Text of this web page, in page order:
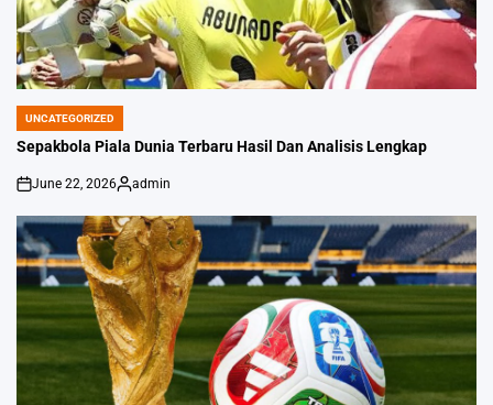
POSTED
IN
UNCATEGORIZED
Sepakbola Piala Dunia Terbaru Hasil Dan Analisis Lengkap
on
June 22, 2026
Posted
by
admin